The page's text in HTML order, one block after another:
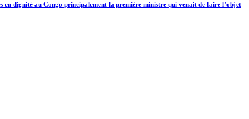
en dignité au Congo principalement la première ministre qui venait de faire l’objet